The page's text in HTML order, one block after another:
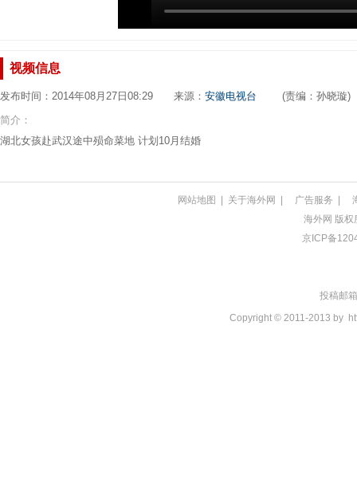
视频信息
发布时间：2014年08月27日08:29 来源： 安徽电视台 (责编：孙晓璇)
简介：
湖北女孩赴武汉途中殒命菜地 计划10月结婚
网站地图 | 关于海外网 | 广告服务 |
海外网 版权
京ICP备
投稿邮
Copyright © 2011-2013 by